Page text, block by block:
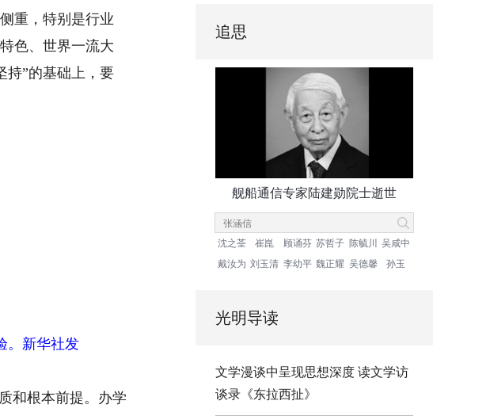
重，特别是行业
色、世界一流大
持”的基础上，要
。新华社发
和根本前提。办学
追思
舰船通信专家陆建勋院士逝世
沈之荃 崔崑 顾诵芬 苏哲子 陈毓川
吴咸中
戴汝为 刘玉清 李幼平 魏正耀 吴德馨 孙玉
光明导读
文学漫谈中呈现思想深度 读文学访
谈录《东拉西扯》